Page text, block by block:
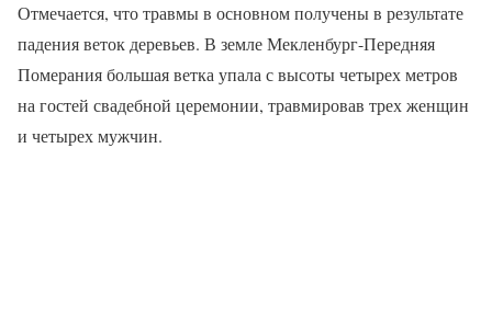
Отмечается, что травмы в основном получены в результате
падения веток деревьев. В земле Мекленбург-Передняя
Померания большая ветка упала с высоты четырех метров
на гостей свадебной церемонии, травмировав трех женщин
и четырех мужчин.